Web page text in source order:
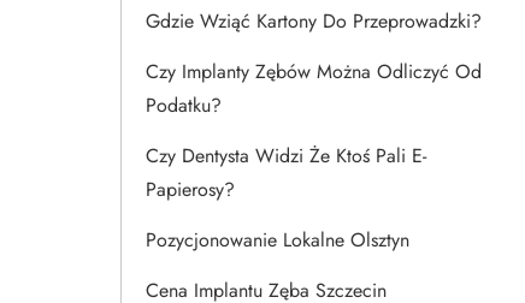
Gdzie Wziąć Kartony Do Przeprowadzki?
Czy Implanty Zębów Można Odliczyć Od
Podatku?
Czy Dentysta Widzi Że Ktoś Pali E-
Papierosy?
Pozycjonowanie Lokalne Olsztyn
Cena Implantu Zęba Szczecin